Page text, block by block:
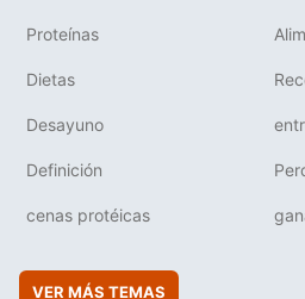
Proteínas
Dietas
Desayuno
Definición
cenas protéicas
VER MÁS TEMAS